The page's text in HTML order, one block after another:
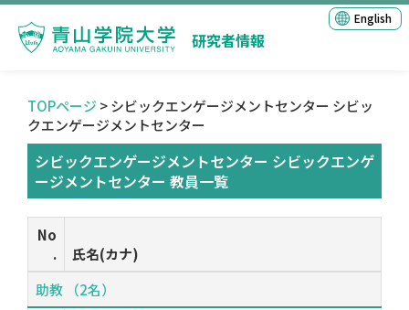
研究者情報
English
TOPページ > シビックエンゲージメントセンター シビッ
クエンゲージメントセンター
シビックエンゲージメントセンター シビックエンゲ
ージメントセンター 教員一覧
No
.
氏名(カナ)
助教 （2名）